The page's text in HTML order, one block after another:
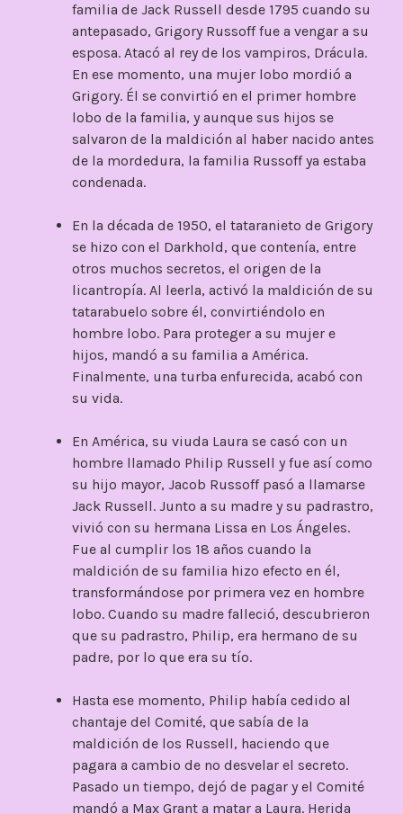
familia de Jack Russell desde 1795 cuando su
antepasado, Grigory Russoff fue a vengar a su
esposa. Atacó al rey de los vampiros, Drácula.
En ese momento, una mujer lobo mordió a
Grigory. Él se convirtió en el primer hombre
lobo de la familia, y aunque sus hijos se
salvaron de la maldición al haber nacido antes
de la mordedura, la familia Russoff ya estaba
condenada.
En la década de 1950, el tataranieto de Grigory
se hizo con el Darkhold, que contenía, entre
otros muchos secretos, el origen de la
licantropía. Al leerla, activó la maldición de su
tatarabuelo sobre él, convirtiéndolo en
hombre lobo. Para proteger a su mujer e
hijos, mandó a su familia a América.
Finalmente, una turba enfurecida, acabó con
su vida.
En América, su viuda Laura se casó con un
hombre llamado Philip Russell y fue así como
su hijo mayor, Jacob Russoff pasó a llamarse
Jack Russell. Junto a su madre y su padrastro,
vivió con su hermana Lissa en Los Ángeles.
Fue al cumplir los 18 años cuando la
maldición de su familia hizo efecto en él,
transformándose por primera vez en hombre
lobo. Cuando su madre falleció, descubrieron
que su padrastro, Philip, era hermano de su
padre, por lo que era su tío.
Hasta ese momento, Philip había cedido al
chantaje del Comité, que sabía de la
maldición de los Russell, haciendo que
pagara a cambio de no desvelar el secreto.
Pasado un tiempo, dejó de pagar y el Comité
mandó a Max Grant a matar a Laura. Herida